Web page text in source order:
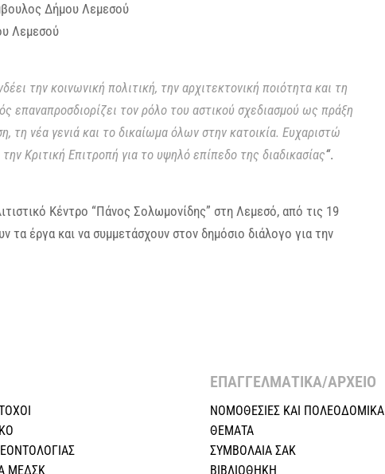
Δήμου Λεμεσού
Λεμεσού
την κοινωνική πολιτική, την αρχιτεκτονική ποιότητα και τη
τον ρόλο του αστικού σχεδιασμού ως πράξη
τη νέα γενιά και το δικαίωμα όλων στην κατοικία. Ευχαριστώ
Κριτική Επιτροπή για το υψηλό επίπεδο της διαδικασίας“.
Κέντρο “Πάνος Σολωμονίδης” στη Λεμεσό, από τις 19
τα έργα και να συμμετάσχουν στον δημόσιο διάλογο για την
ΜΕΔΣΚ
ΕΠΑΓΓΕΛΜΑΤΙΚΑ/ΑΡΧΕΙΟ ​
ΝΟΜΟΘΕΣΙΕΣ KAI ΠΟΛΕΟΔΟΜΙΚΑ
ΘΕΜΑΤΑ
ΣΥΜΒΟΛΑΙΑ ΣΑΚ
ΒΙΒΛΙΟΘΗΚΗ